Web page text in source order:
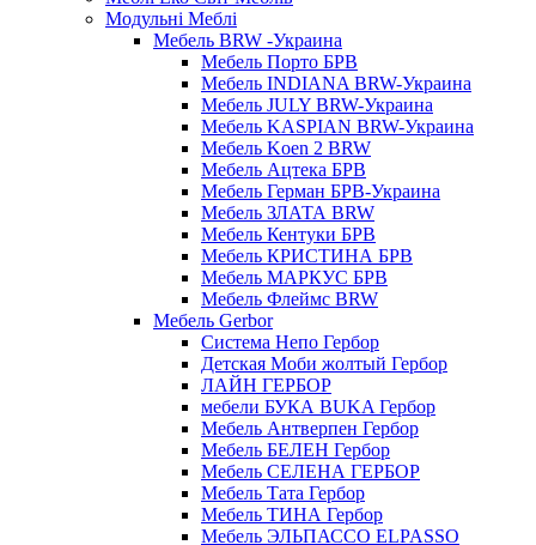
Модульні Меблі
Мебель BRW -Украина
Мебель Порто БРВ
Мебель INDIANA BRW-Украина
Мебель JULY BRW-Украина
Мебель KASPIAN BRW-Украина
Мебель Koen 2 BRW
Мебель Ацтека БРВ
Мебель Герман БРВ-Украина
Мебель ЗЛАТА BRW
Мебель Кентуки БРВ
Мебель КРИСТИНА БРВ
Мебель МАРКУС БРВ
Мебель Флеймс BRW
Мебель Gerbor
Cистема Непо Гербор
Детская Моби жолтый Гербор
ЛАЙН ГЕРБОР
мебели БУКА BUKA Гербор
Мебель Антверпен Гербор
Мебель БЕЛЕН Гербор
Мебель СЕЛЕНА ГЕРБОР
Мебель Тата Гербор
Мебель ТИНА Гербор
Мебель ЭЛЬПАССО ELPASSO